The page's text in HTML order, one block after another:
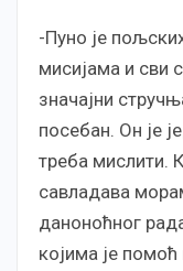
-Пуно је
мисијама и сви
значајни
посебан. Он је
треба мислити.
савладава
даноноћног
којима је